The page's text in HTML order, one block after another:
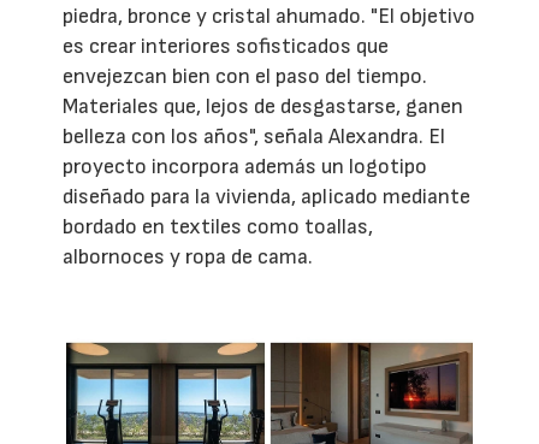
piedra, bronce y cristal ahumado. "El objetivo
es crear interiores sofisticados que
envejezcan bien con el paso del tiempo.
Materiales que, lejos de desgastarse, ganen
belleza con los años", señala Alexandra. El
proyecto incorpora además un logotipo
diseñado para la vivienda, aplicado mediante
bordado en textiles como toallas,
albornoces y ropa de cama.